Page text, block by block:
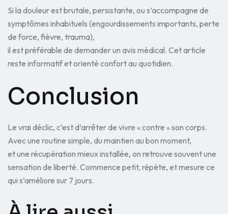
Si la douleur est brutale, persistante, ou s’accompagne de
symptômes inhabituels (engourdissements importants, perte
de force, fièvre, trauma),
il est préférable de demander un avis médical. Cet article
reste informatif et orienté confort au quotidien.
Conclusion
Le vrai déclic, c’est d’arrêter de vivre « contre » son corps.
Avec une routine simple, du maintien au bon moment,
et une récupération mieux installée, on retrouve souvent une
sensation de liberté. Commence petit, répète, et mesure ce
qui s’améliore sur 7 jours.